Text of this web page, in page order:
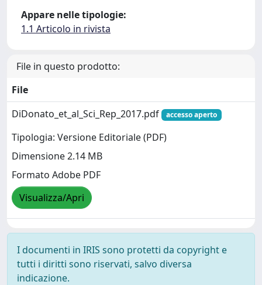
Appare nelle tipologie:
1.1 Articolo in rivista
File in questo prodotto:
File
DiDonato_et_al_Sci_Rep_2017.pdf
accesso aperto
Tipologia: Versione Editoriale (PDF)
Dimensione 2.14 MB
Formato Adobe PDF
Visualizza/Apri
I documenti in IRIS sono protetti da copyright e
tutti i diritti sono riservati, salvo diversa
indicazione.